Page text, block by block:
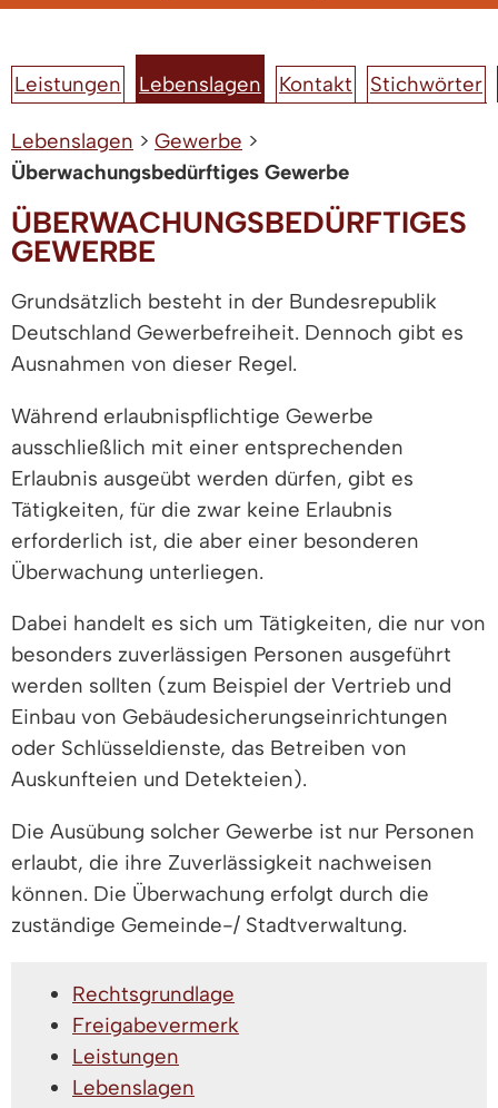
Leistungen Lebenslagen Kontakt Stichwörter
Lebenslagen > Gewerbe >
Überwachungsbedürftiges Gewerbe
ÜBERWACHUNGSBEDÜRFTIGES
GEWERBE
Grundsätzlich besteht in der Bundesrepublik
Deutschland Gewerbefreiheit. Dennoch gibt es
Ausnahmen von dieser Regel.
Während erlaubnispflichtige Gewerbe
ausschließlich mit einer entsprechenden
Erlaubnis ausgeübt werden dürfen, gibt es
Tätigkeiten, für die zwar keine Erlaubnis
erforderlich ist, die aber einer besonderen
Überwachung unterliegen.
Dabei handelt es sich um Tätigkeiten, die nur von
besonders zuverlässigen Personen ausgeführt
werden sollten (zum Beispiel der Vertrieb und
Einbau von Gebäudesicherungseinrichtungen
oder Schlüsseldienste, das Betreiben von
Auskunfteien und Detekteien).
Die Ausübung solcher Gewerbe ist nur Personen
erlaubt, die ihre Zuverlässigkeit nachweisen
können. Die Überwachung erfolgt durch die
zuständige Gemeinde-/ Stadtverwaltung.
Rechtsgrundlage
Freigabevermerk
Leistungen
Lebenslagen